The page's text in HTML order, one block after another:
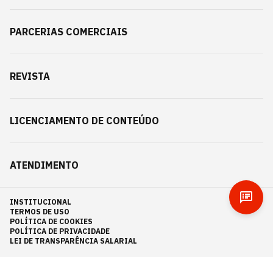
PARCERIAS COMERCIAIS
REVISTA
LICENCIAMENTO DE CONTEÚDO
ATENDIMENTO
INSTITUCIONAL
TERMOS DE USO
POLÍTICA DE COOKIES
POLÍTICA DE PRIVACIDADE
LEI DE TRANSPARÊNCIA SALARIAL